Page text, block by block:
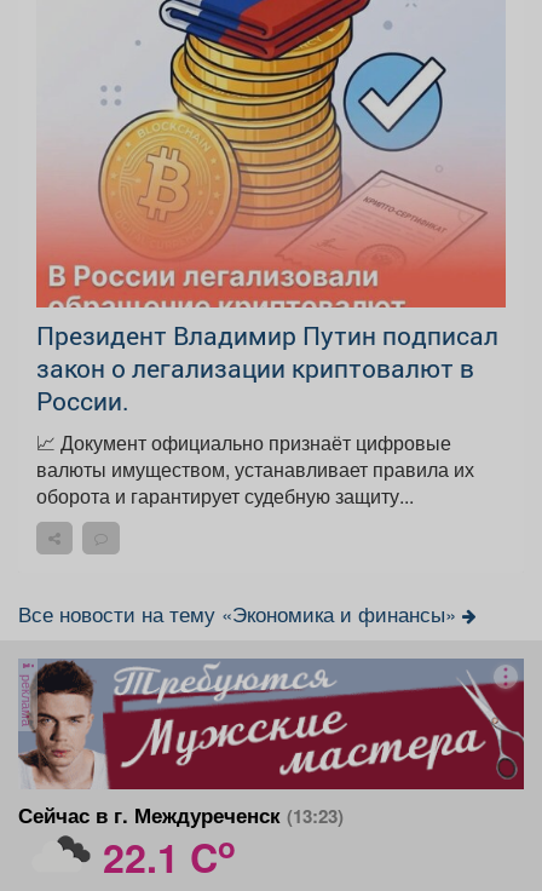
Президент Владимир Путин подписал
закон о легализации криптовалют в
России.
📈 Документ официально признаёт цифровые
валюты имуществом, устанавливает правила их
оборота и гарантирует судебную защиту...
Все новости на тему «Экономика и финансы»
реклама
Сейчас в г. Междуреченск (13:23)
22.1 Co